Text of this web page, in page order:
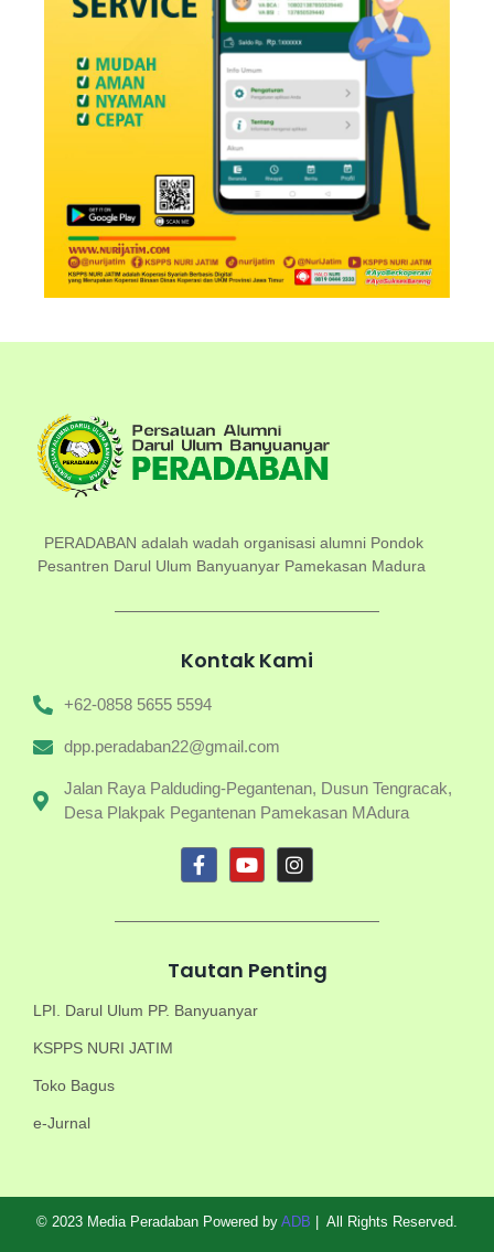
PERADABAN adalah wadah organisasi alumni Pondok
Pesantren Darul Ulum Banyuanyar Pamekasan Madura
Kontak Kami
+62-0858 5655 5594
dpp.peradaban22@gmail.com
Jalan Raya Palduding-Pegantenan, Dusun Tengracak,
Desa Plakpak Pegantenan Pamekasan MAdura
Tautan Penting
LPI. Darul Ulum PP. Banyuanyar
KSPPS NURI JATIM
Toko Bagus
e-Jurnal
© 2023 Media Peradaban Powered by ADB | All Rights Reserved.